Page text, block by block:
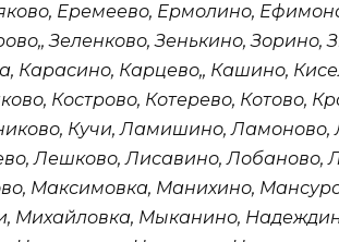
Еремеево, Ермолино,
Зеленково, Зенькино, Зорино,
Карасино, Карцево,, Кашино,
Кострово, Котерево, Котово,
Кучи, Ламишино, Ламоново,
Лешково, Лисавино, Лобаново,
Максимовка, Манихино,
Михайловка, Мыканино,